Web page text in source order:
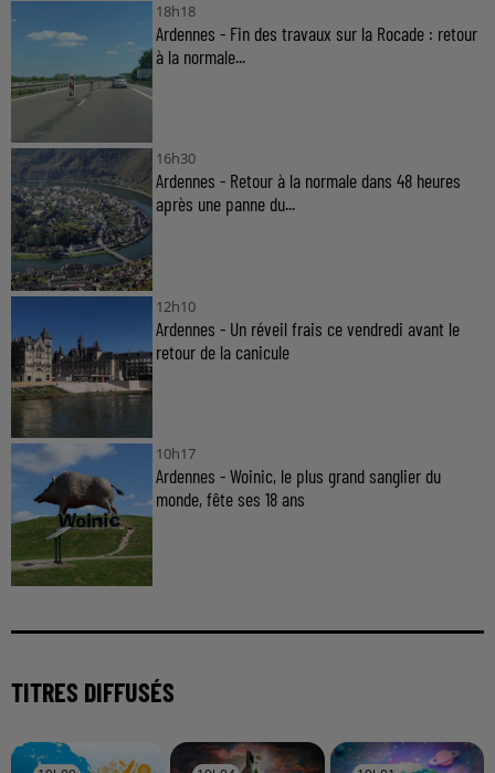
18h18
Ardennes - Fin des travaux sur la Rocade : retour
à la normale...
16h30
Ardennes - Retour à la normale dans 48 heures
après une panne du...
12h10
Ardennes - Un réveil frais ce vendredi avant le
retour de la canicule
10h17
Ardennes - Woinic, le plus grand sanglier du
monde, fête ses 18 ans
TITRES DIFFUSÉS